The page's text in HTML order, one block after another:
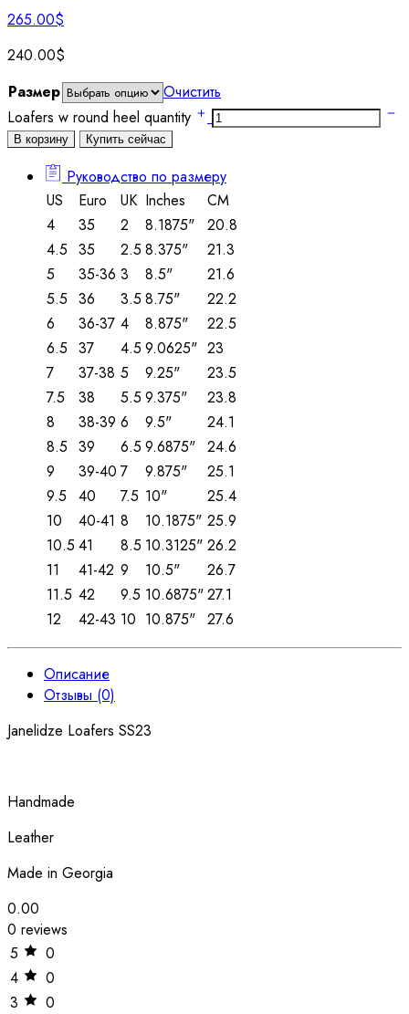
265.00$
240.00$
Размер
Очистить
Loafers w round heel quantity
В корзину Купить сейчас
Руководство по размеру
US
Euro UK Inches
CM
4
35 2 8.1875"
20.8
4.5 35 2.5 8.375"
21.3
5
35-36 3 8.5"
21.6
5.5 36 3.5 8.75"
22.2
6
36-37 4 8.875"
22.5
6.5 37 4.5 9.0625" 23
7
37-38 5 9.25"
23.5
7.5
38 5.5 9.375"
23.8
8
38-39 6 9.5"
24.1
8.5 39 6.5 9.6875" 24.6
9
39-40 7 9.875"
25.1
9.5
40 7.5 10"
25.4
10
40-41 8 10.1875" 25.9
10.5 41 8.5 10.3125" 26.2
11
41-42 9 10.5"
26.7
11.5 42 9.5 10.6875"27.1
12
42-43 10 10.875" 27.6
Описание
Отзывы (0)
Janelidze Loafers SS23
Handmade
Leather
Made in Georgia
0.00
0 reviews
5
0
4
0
3
0